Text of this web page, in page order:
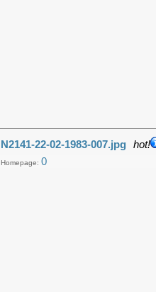
N2141-22-02-1983-007.jpg hot!
Homepage: 0